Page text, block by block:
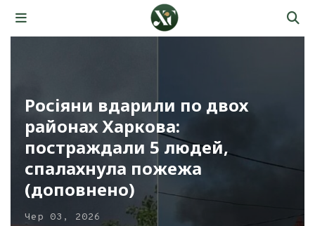
Росіяни вдарили по двох
районах Харкова:
постраждали 5 людей,
спалахнула пожежа
(доповнено)
Чер 03, 2026